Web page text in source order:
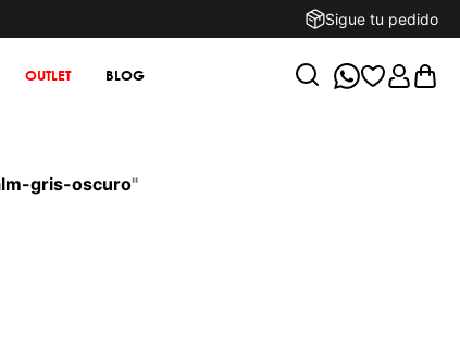
Sigue tu pedido
OUTLET BLOG
gris-oscuro"